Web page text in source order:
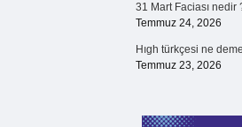
31 Mart Faciası nedir
Temmuz 24, 2026
Hıgh türkçesi ne
Temmuz 23, 2026